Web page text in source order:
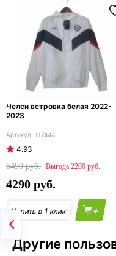
Челси ветровка белая 2022-
2023
117444
4.93
6490
2200
4290
+
Другие